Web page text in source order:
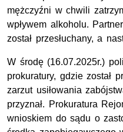
mężczyźni w chwili
wpływem alkoholu.
został przesłuchany, a
W środę (16.07.2025r.)
prokuratury, gdzie został
zarzut usiłowania
przyznał. Prokuratura
wnioskiem do sądu o